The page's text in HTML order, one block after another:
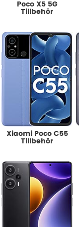
Poco X5 5G
Tillbehör
Xiaomi Poco C55
Tillbehör